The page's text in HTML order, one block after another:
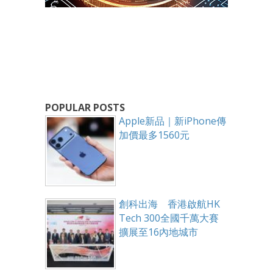
POPULAR POSTS
Apple新品｜新iPhone傳
加價最多1560元
創科出海 香港啟航HK
Tech 300全國千萬大賽
擴展至16內地城市